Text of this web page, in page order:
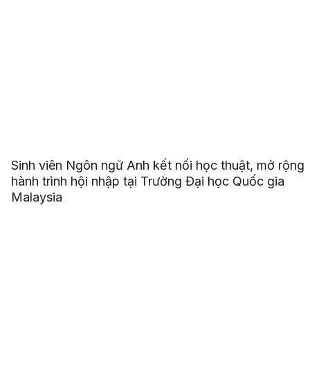
Sinh viên Ngôn ngữ Anh kết nối học thuật, mở rộng
hành trình hội nhập tại Trường Đại học Quốc gia
Malaysia